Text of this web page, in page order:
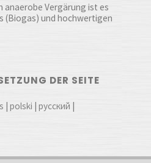
anaerobe Vergärung ist es
(Biogas) und hochwertigen
DER SEITE
|polski |русский |